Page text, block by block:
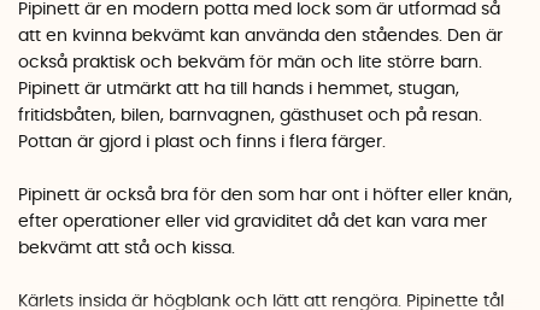
Pipinett är en modern potta med lock som är utformad så
att en kvinna bekvämt kan använda den ståendes. Den är
också praktisk och bekväm för män och lite större barn.
Pipinett är utmärkt att ha till hands i hemmet, stugan,
fritidsbåten, bilen, barnvagnen, gästhuset och på resan.
Pottan är gjord i plast och finns i flera färger.
Pipinett är också bra för den som har ont i höfter eller knän,
efter operationer eller vid graviditet då det kan vara mer
bekvämt att stå och kissa.
Kärlets insida är högblank och lätt att rengöra. Pipinette tål